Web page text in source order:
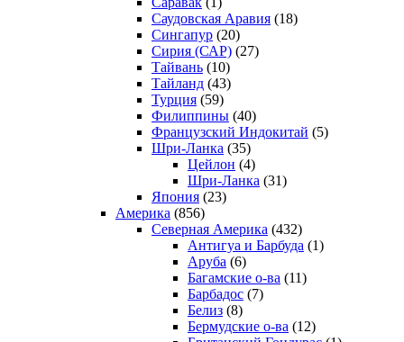
Саудовская Аравия (18)
Сингапур (20)
Сирия (САР) (27)
Тайвань (10)
Тайланд (43)
Турция (59)
Филиппины (40)
Французский Индокитай (5)
Шри-Ланка (35)
Цейлон (4)
Шри-Ланка (31)
Япония (23)
Америка (856)
Северная Америка (432)
Антигуа и Барбуда (1)
Аруба (6)
Багамские о-ва (11)
Барбадос (7)
Белиз (8)
Бермудские о-ва (12)